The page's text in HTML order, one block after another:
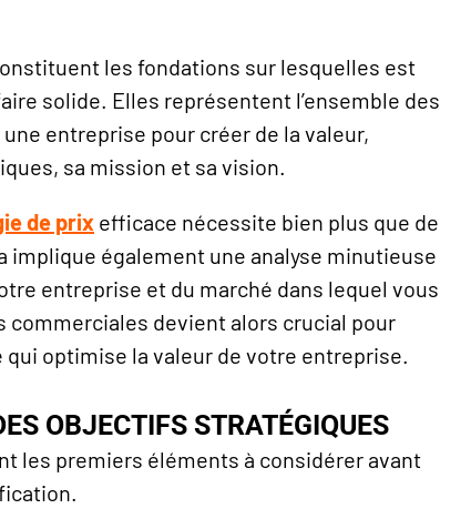
les fondations sur lesquelles est
solide. Elles représentent l’ensemble des
entreprise pour créer de la valeur,
sa mission et sa vision.
de prix efficace nécessite bien plus que de
implique également une analyse minutieuse
entreprise et du marché dans lequel vous
commerciales devient alors crucial pour
optimise la valeur de votre entreprise.
OBJECTIFS STRATÉGIQUES
les premiers éléments à considérer avant